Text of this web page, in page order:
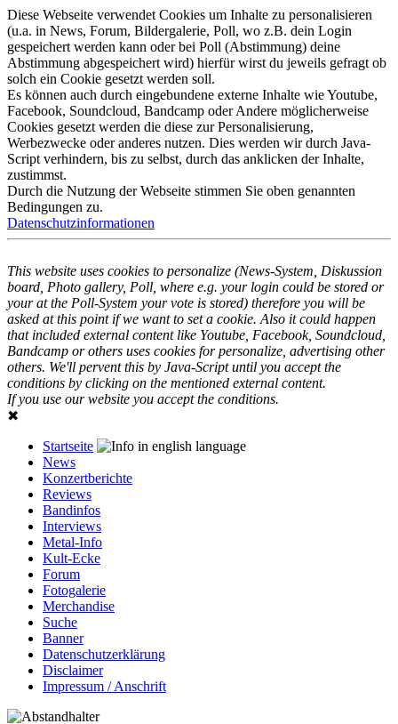
Diese Webseite verwendet Cookies um Inhalte zu personalisieren
(u.a. in News, Forum, Bildergalerie, Poll, wo z.B. dein Login
gespeichert werden kann oder bei Poll (Abstimmung) deine
Abstimmung abgespeichert wird) hierfür wirst du jeweils gefragt ob
solch ein Cookie gesetzt werden soll.
Es können auch durch eingebundene externe Inhalte wie Youtube,
Facebook, Soundcloud, Bandcamp oder Andere möglicherweise
Cookies gesetzt werden die diese zur Personalisierung,
Werbezwecke oder anderes nutzen. Dies werden wir durch Java-
Script verhindern, bis zu selbst, durch das anklicken der Inhalte,
zustimmst.
Durch die Nutzung der Webseite stimmen Sie oben genannten
Bedingungen zu.
Datenschutzinformationen
This website uses cookies to personalize (News-System, Diskussion
board, Photo gallery, Poll, where e.g. your login could be stored or
your at the Poll-System your vote is stored) therefore you will be
asked at this point if we want to set a cookie. Also it could happen
that included external content like Youtube, Facebook, Soundcloud,
Bandcamp or others uses cookies for personalize, advertising other
others. We'll pervent this by Java-Script until you accept the
conditions by clicking on the mentioned external content.
If you use our website you accept the conditions.
✖
Startseite
News
Konzertberichte
Reviews
Bandinfos
Interviews
Metal-Info
Kult-Ecke
Forum
Fotogalerie
Merchandise
Suche
Banner
Datenschutzerklärung
Disclaimer
Impressum / Anschrift